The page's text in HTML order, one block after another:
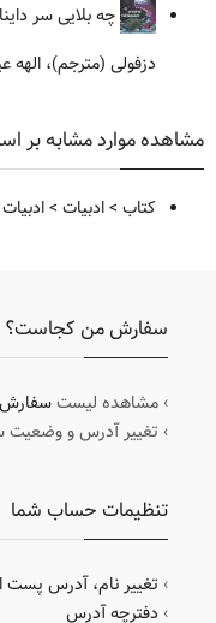
چه بلایی سر
دزفولی (مترجم)،
مشاهده موارد مشابه بر
کتاب >ادبیات >
سفارش من کجاست؟
› مشاهده لیستسفارش
› تغییر آدرس و
تنظیمات حساب شما
› تغییر نام، آدرس پست
› دفترچه آدرس